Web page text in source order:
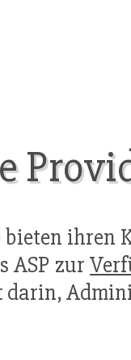
ASP zur
darin,